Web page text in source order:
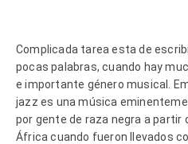
Complicada tarea esta de
pocas palabras, cuando hay
e importante género musical.
jazz es una música
por gente de raza negra a partir
África cuando fueron llevados